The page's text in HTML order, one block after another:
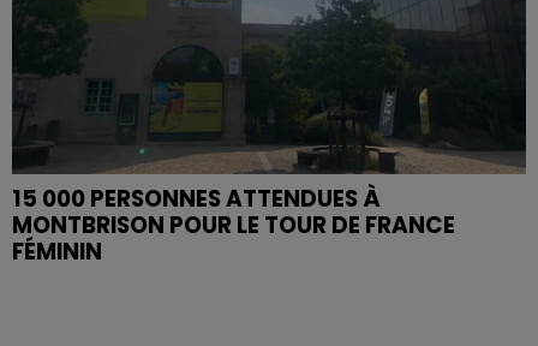
15 000 PERSONNES ATTENDUES À
MONTBRISON POUR LE TOUR DE FRANCE
FÉMININ